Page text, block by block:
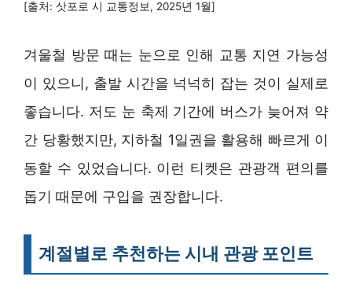
[출처: 삿포로 시 교통정보, 2025년 1월]
겨울철 방문 때는 눈으로 인해 교통 지연 가능성
이 있으니, 출발 시간을 넉넉히 잡는 것이 실제로
좋습니다. 저도 눈 축제 기간에 버스가 늦어져 약
간 당황했지만, 지하철 1일권을 활용해 빠르게 이
동할 수 있었습니다. 이런 티켓은 관광객 편의를
돕기 때문에 구입을 권장합니다.
계절별로 추천하는 시내 관광 포인트